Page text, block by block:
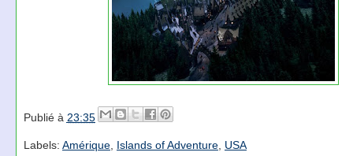
Publié à 23:35
Labels: Amérique, Islands of Adventure, USA